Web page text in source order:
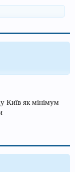
Київ як мінімум